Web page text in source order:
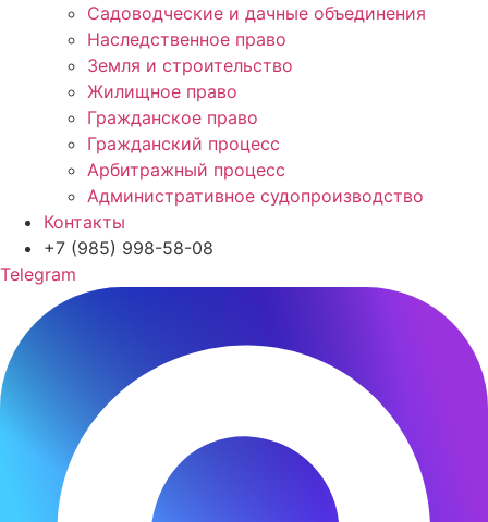
Садоводческие и дачные объединения
Наследственное право
Земля и строительство
Жилищное право
Гражданское право
Гражданский процесс
Арбитражный процесс
Административное судопроизводство
Контакты
+7 (985) 998-58-08
Telegram